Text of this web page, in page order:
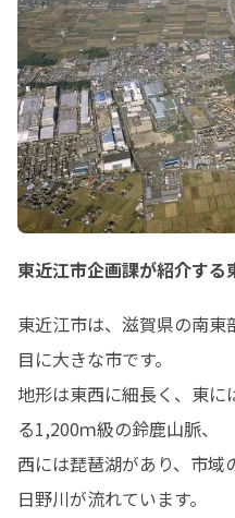
東近江市企画課が紹介する
東近江市は、滋賀県の南
目に大きな市です。
地形は東西に細長く、東
る1,200ｍ級の鈴鹿山脈、
西には琵琶湖があり、市
日野川が流れています。